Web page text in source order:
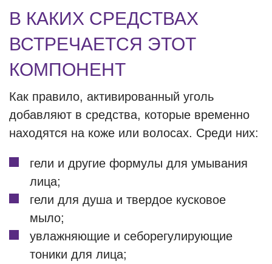
В КАКИХ СРЕДСТВАХ
ВСТРЕЧАЕТСЯ ЭТОТ
КОМПОНЕНТ
Как правило, активированный уголь
добавляют в средства, которые временно
находятся на коже или волосах. Среди них:
гели и другие формулы для умывания
лица;
гели для душа и твердое кусковое
мыло;
увлажняющие и себорегулирующие
тоники для лица;